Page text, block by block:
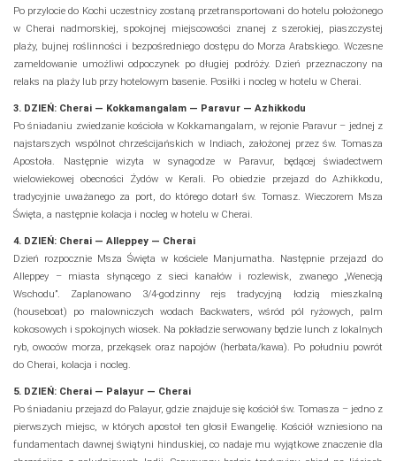
Po przylocie do Kochi uczestnicy zostaną przetransportowani do hotelu położonego
w Cherai nadmorskiej, spokojnej miejscowości znanej z szerokiej, piaszczystej
plaży, bujnej roślinności i bezpośredniego dostępu do Morza Arabskiego. Wczesne
zameldowanie umożliwi odpoczynek po długiej podróży. Dzień przeznaczony na
relaks na plaży lub przy hotelowym basenie. Posiłki i nocleg w hotelu w Cherai.
3. DZIEŃ: Cherai — Kokkamangalam — Paravur — Azhikkodu
Po śniadaniu zwiedzanie kościoła w Kokkamangalam, w rejonie Paravur – jednej z
najstarszych wspólnot chrześcijańskich w Indiach, założonej przez św. Tomasza
Apostoła. Następnie wizyta w synagodze w Paravur, będącej świadectwem
wielowiekowej obecności Żydów w Kerali. Po obiedzie przejazd do Azhikkodu,
tradycyjnie uważanego za port, do którego dotarł św. Tomasz. Wieczorem Msza
Święta, a następnie kolacja i nocleg w hotelu w Cherai.
4. DZIEŃ: Cherai — Alleppey — Cherai
Dzień rozpocznie Msza Święta w kościele Manjumatha. Następnie przejazd do
Alleppey – miasta słynącego z sieci kanałów i rozlewisk, zwanego „Wenecją
Wschodu”. Zaplanowano 3/4-godzinny rejs tradycyjną łodzią mieszkalną
(houseboat) po malowniczych wodach Backwaters, wśród pól ryżowych, palm
kokosowych i spokojnych wiosek. Na pokładzie serwowany będzie lunch z lokalnych
ryb, owoców morza, przekąsek oraz napojów (herbata/kawa). Po południu powrót
do Cherai, kolacja i nocleg.
5. DZIEŃ: Cherai — Palayur — Cherai
Po śniadaniu przejazd do Palayur, gdzie znajduje się kościół św. Tomasza – jedno z
pierwszych miejsc, w których apostoł ten głosił Ewangelię. Kościół wzniesiono na
fundamentach dawnej świątyni hinduskiej, co nadaje mu wyjątkowe znaczenie dla